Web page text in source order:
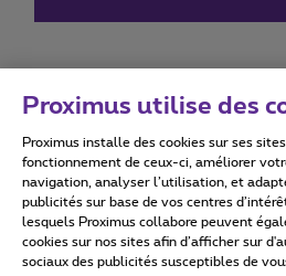
Conditions d'utilisation
Tous droits réservés. © 2026
Proximus utilise des
Proximus installe des cookies sur ses
fonctionnement de ceux-ci, améliorer
navigation, analyser l’utilisation, et
publicités sur base de vos centres
lesquels Proximus collabore peuvent
cookies sur nos sites afin d’afficher sur
sociaux des publicités susceptibles de